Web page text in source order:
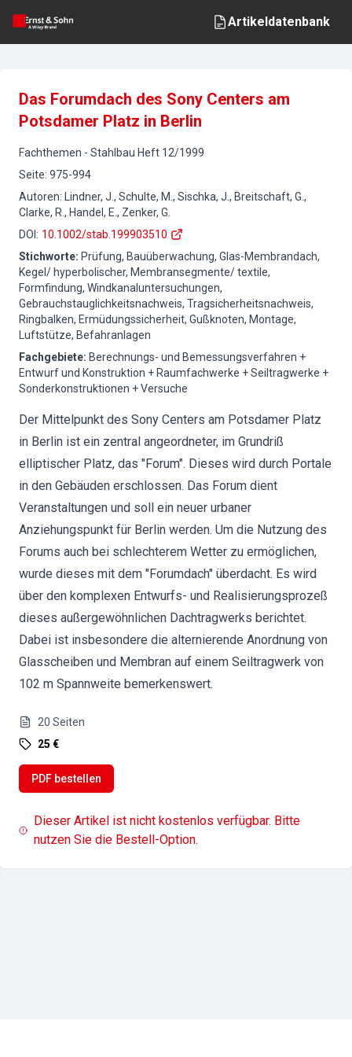
Artikeldatenbank
Das Forumdach des Sony Centers am
Potsdamer Platz in Berlin
Fachthemen - Stahlbau Heft 12/1999
Seite: 975-994
Autoren:
Lindner, J., Schulte, M., Sischka, J., Breitschaft, G.,
Clarke, R., Handel, E., Zenker, G.
DOI : 10.1002/stab.199903510
Stichworte: Prüfung, Bauüberwachung, Glas-Membrandach,
Kegel/ hyperbolischer, Membransegmente/ textile,
Formfindung, Windkanaluntersuchungen,
Gebrauchstauglichkeitsnachweis, Tragsicherheitsnachweis,
Ringbalken, Ermüdungssicherheit, Gußknoten, Montage,
Luftstütze, Befahranlagen
Fachgebiete: Berechnungs- und Bemessungsverfahren +
Entwurf und Konstruktion + Raumfachwerke + Seiltragwerke +
Sonderkonstruktionen + Versuche
Der Mittelpunkt des Sony Centers am Potsdamer Platz
in Berlin ist ein zentral angeordneter, im Grundriß
elliptischer Platz, das "Forum". Dieses wird durch Portale
in den Gebäuden erschlossen. Das Forum dient
Veranstaltungen und soll ein neuer urbaner
Anziehungspunkt für Berlin werden. Um die Nutzung des
Forums auch bei schlechterem Wetter zu ermöglichen,
wurde dieses mit dem "Forumdach" überdacht. Es wird
über den komplexen Entwurfs- und Realisierungsprozeß
dieses außergewöhnlichen Dachtragwerks berichtet.
Dabei ist insbesondere die alternierende Anordnung von
Glasscheiben und Membran auf einem Seiltragwerk von
102 m Spannweite bemerkenswert.
20 Seiten
25 €
PDF bestellen
Dieser Artikel ist nicht kostenlos verfügbar. Bitte
nutzen Sie die Bestell-Option.